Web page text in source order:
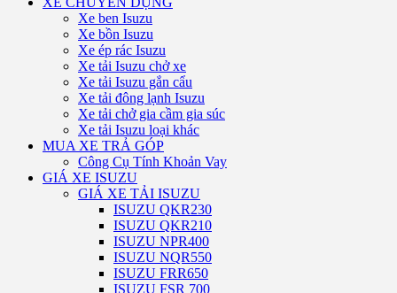
Xe ben Isuzu
Xe bồn Isuzu
Xe ép rác Isuzu
Xe tải Isuzu chở xe
Xe tải Isuzu gắn cẩu
Xe tải đông lạnh Isuzu
Xe tải chở gia cầm gia súc
Xe tải Isuzu loại khác
MUA XE TRẢ GÓP
Công Cụ Tính Khoản Vay
GIÁ XE ISUZU
GIÁ XE TẢI ISUZU
ISUZU QKR230
ISUZU QKR210
ISUZU NPR400
ISUZU NQR550
ISUZU FRR650
ISUZU FSR 700